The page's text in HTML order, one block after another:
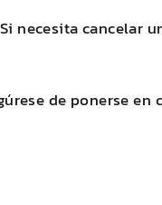
necesita cancelar
de ponerse